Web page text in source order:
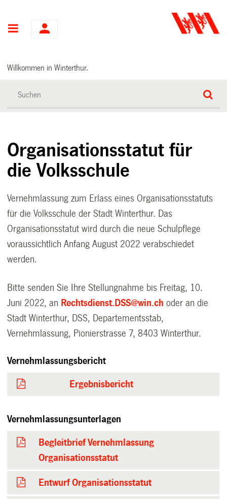
Hauptnavigation
Willkommen in Winterthur.
Organisationsstatut für
die Volksschule
Vernehmlassung zum Erlass eines Organisationsstatuts
für die Volksschule der Stadt Winterthur. Das
Organisationsstatut wird durch die neue Schulpflege
voraussichtlich Anfang August 2022 verabschiedet
werden.
Bitte senden Sie Ihre Stellungnahme bis Freitag, 10.
Juni 2022, an Rechtsdienst.DSS@win.ch oder an die
Stadt Winterthur, DSS, Departementsstab,
Vernehmlassung, Pionierstrasse 7, 8403 Winterthur.
Vernehmlassungsbericht
Ergebnisbericht
Vernehmlassungsunterlagen
Begleitbrief Vernehmlassung
Organisationsstatut
Entwurf Organisationsstatut